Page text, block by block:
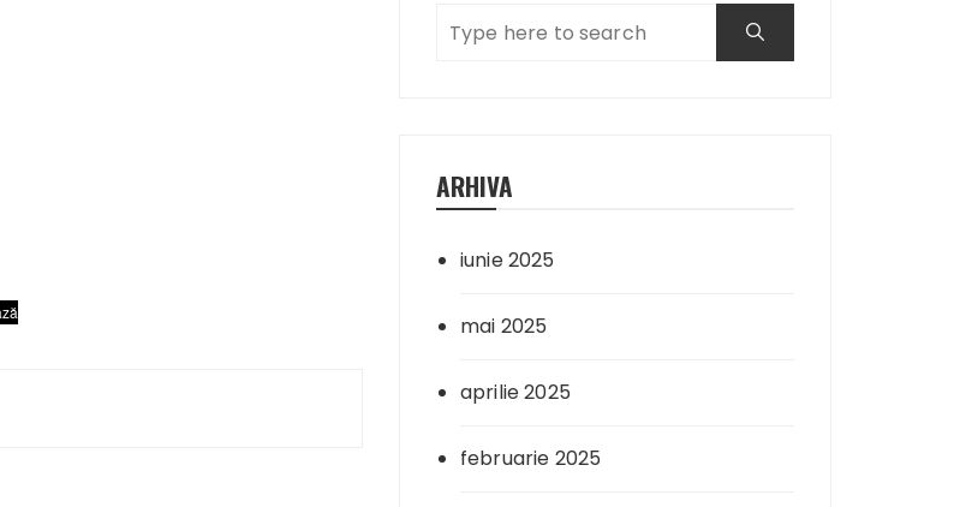
ARHIVA
iunie 2025
mai 2025
aprilie 2025
februarie 2025